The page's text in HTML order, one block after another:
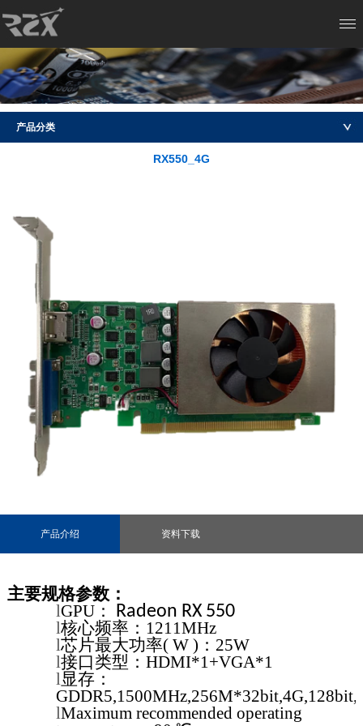
产品分类
RX550_4G
产品介绍 资料下载
主要规格参数：
lGPU ：
Radeon RX 550
l核心频率： 1211MHz
l芯片最大功率( W )： 25W
l接口类型：HDMI*1+VGA*1
l显存：
GDDR5,1500MH
lMaximum recommended operating